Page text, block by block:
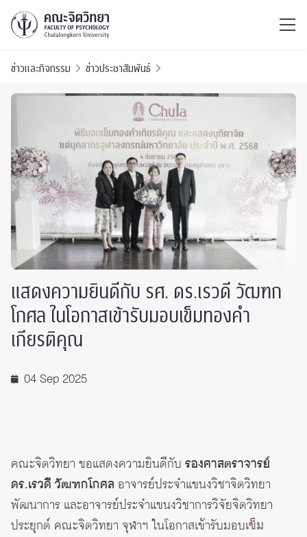
ข่าวและกิจกรรม ข่าวประชาสัมพันธ์
แสดงความยินดีกับ รศ. ดร.เรวดี วัฒฑก
โกศล ในโอกาสเข้ารับมอบเข็มทองคำ
เกียรติคุณ
04 Sep 2025
คณะจิตวิทยา ขอแสดงความยินดีกับ รองศาสตราจารย์
ดร.เรวดี วัฒฑกโกศล อาจารย์ประจำแขนงวิชาจิตวิทยา
พัฒนาการ และอาจารย์ประจำแขนงวิชาการวิจัยจิตวิทยา
ประยุกต์ คณะจิตวิทยา จุฬาฯ ในโอกาสเข้ารับมอบเข็ม